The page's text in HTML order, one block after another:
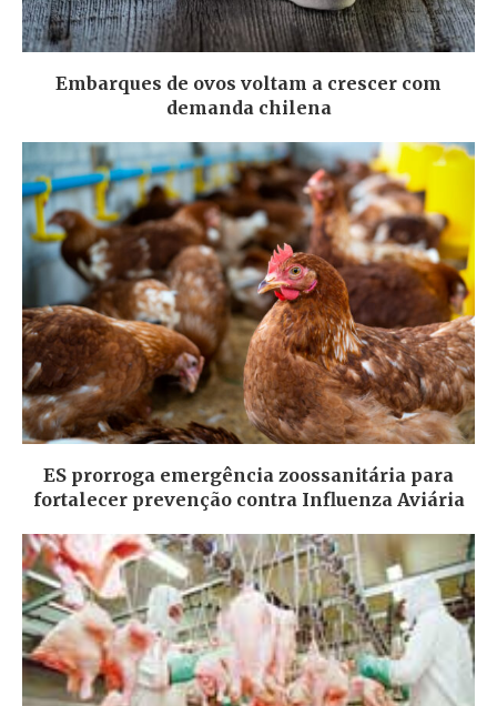
Embarques de ovos voltam a crescer com
demanda chilena
ES prorroga emergência zoossanitária para
fortalecer prevenção contra Influenza Aviária